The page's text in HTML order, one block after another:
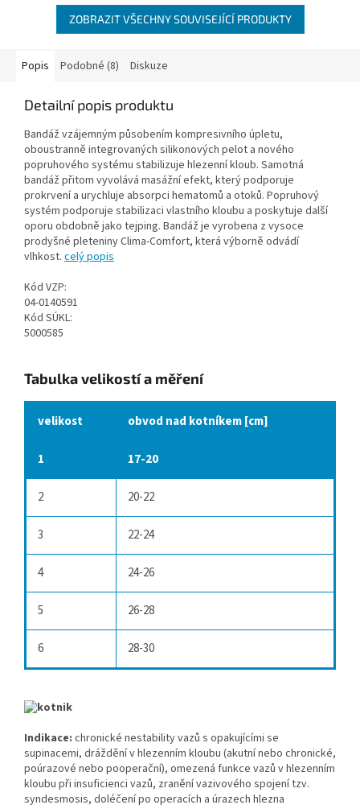
ZOBRAZIT VŠECHNY SOUVISEJÍCÍ PRODUKTY
Popis Podobné (8) Diskuze
Detailní popis produktu
Bandáž vzájemným působením kompresivního úpletu,
oboustranně integrovaných silikonových pelot a nového
popruhového systému stabilizuje hlezenní kloub. Samotná
bandáž přitom vyvolává masážní efekt, který podporuje
prokrvení a urychluje absorpci hematomů a otoků. Popruhový
systém podporuje stabilizaci vlastního kloubu a poskytuje další
oporu obdobně jako tejping. Bandáž je vyrobena z vysoce
prodyšné pleteniny Clima-Comfort, která výborně odvádí
vlhkost. celý popis
Kód VZP:
04-0140591
Kód SÚKL:
5000585
Tabulka velikostí a měření
velikost obvod nad kotníkem [cm]
1 17-20
2 20-22
3 22-24
4 24-26
5 26-28
6 28-30
Indikace: chronické nestability vazů s opakujícími se
supinacemi, dráždění v hlezenním kloubu (akutní nebo chronické,
poúrazové nebo pooperační), omezená funkce vazů v hlezenním
kloubu při insuficienci vazů, zranění vazivového spojení tzv.
syndesmosis, doléčení po operacích a úrazech hlezna